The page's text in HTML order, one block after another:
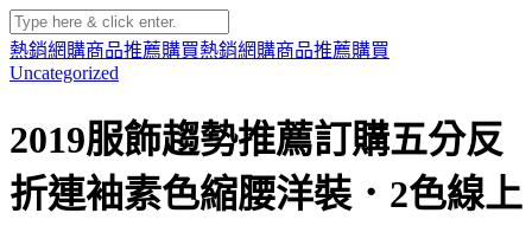
熱銷網購商品推薦購買熱銷網購商品推薦購買
Uncategorized
2019服飾趨勢推薦訂購五分反
折連袖素色縮腰洋裝．2色線上